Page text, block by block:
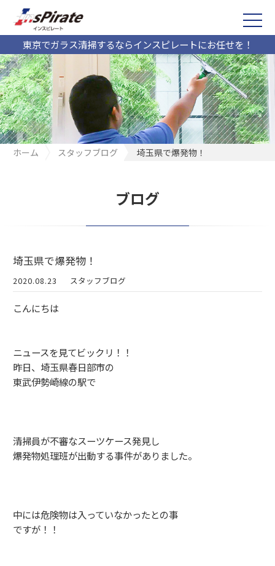
東京でガラス清掃するならインスピレートにお任せを！
ホーム スタッフブログ 埼玉県で爆発物！
ブログ
埼玉県で爆発物！
2020.08.23 スタッフブログ
こんにちは
ニュースを見てビックリ！！
昨日、埼玉県春日部市の
東武伊勢崎線の駅で
清掃員が不審なスーツケース発見し
爆発物処理班が出動する事件がありました。
中には危険物は入っていなかったとの事
ですが！！